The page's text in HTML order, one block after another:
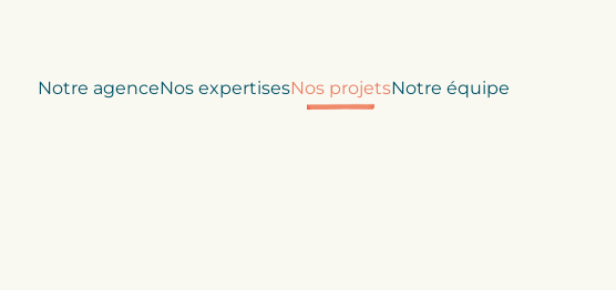
Notre agenceNos expertisesNos projetsNotre équipe